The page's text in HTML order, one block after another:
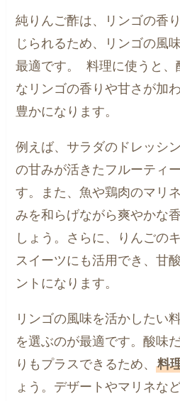
純りんご酢は、リンゴの香
じられるため、リンゴの風
最適です。 料理に使うと、
なリンゴの香りや甘さが加
豊かになります。
例えば、サラダのドレッシ
の甘みが活きたフルーティ
す。また、魚や鶏肉のマリ
みを和らげながら爽やかな
しょう。さらに、りんごの
スイーツにも活用でき、甘
ントになります。
リンゴの風味を活かしたい
を選ぶのが最適です。酸味
りもプラスできるため、料
ょう。デザートやマリネな